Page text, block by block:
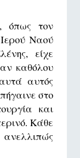
όπως τον
Ναού
είχε
καθόλου
αυτός
στο
και
Κάθε